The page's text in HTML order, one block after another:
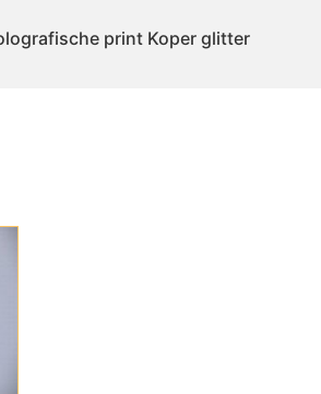
print Koper glitter